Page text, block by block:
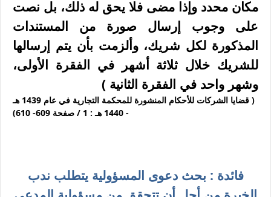
مكان محدد وإذا مضى فلا يحق له ذلك، بل نصت
على وجوب إرسال صورة من المستندات
المذكورة لكل شريك، وألزمت بأن يتم إرسالها
للشريك خلال ثلاثة أشهر في الفقرة الأولى،
وشهر واحد في الفقرة الثانية )
( قضايا الشركات للأحكام المنشورة للمحكمة التجارية في عام 1439 هـ
- 1440 هـ : 1 / صفحة 609- 610)
فائدة : بحث دعوى المسؤولية يتطلب ندب